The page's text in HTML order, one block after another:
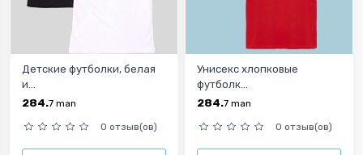
Детские футболки, белая
и...
284.7 man
0 отзыв(ов)
Унисекс хлопковые
футболк...
284.7 man
0 отзыв(ов)